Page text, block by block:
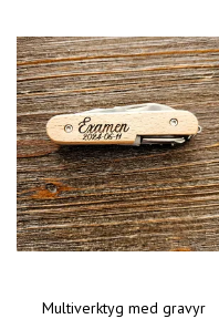
Multiverktyg med gravyr